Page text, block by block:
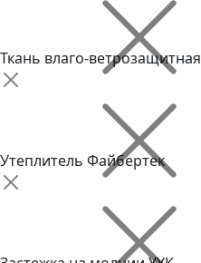
Ткань влаго-ветрозащитная
Утеплитель Файбертек